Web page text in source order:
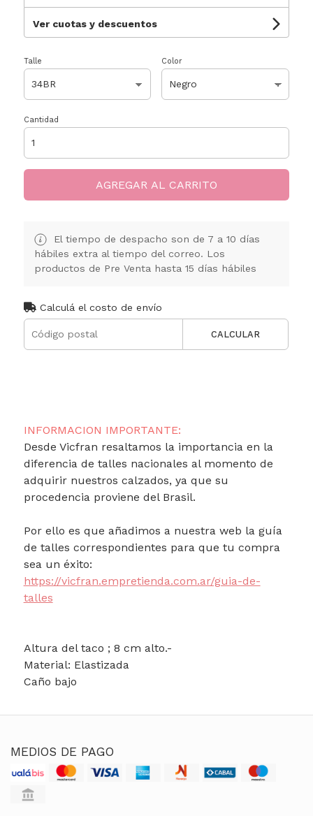
Ver cuotas y descuentos
Talle Color
Cantidad
AGREGAR AL CARRITO
El tiempo de despacho son de 7 a 10 días
hábiles extra al tiempo del correo. Los
productos de Pre Venta hasta 15 días hábiles
Calculá el costo de envío
CALCULAR
INFORMACION IMPORTANTE:
Desde Vicfran resaltamos la importancia en la
diferencia de talles nacionales al momento de
adquirir nuestros calzados, ya que su
procedencia proviene del Brasil.
Por ello es que añadimos a nuestra web la guía
de talles correspondientes para que tu compra
sea un éxito:
https://vicfran.empretienda.com.ar/guia-de-
talles
Altura del taco ; 8 cm alto.-
Material: Elastizada
Caño bajo
MEDIOS DE PAGO